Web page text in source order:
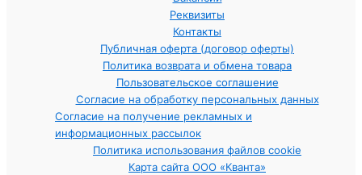
Реквизиты
Контакты
Публичная оферта (договор оферты)
Политика возврата и обмена товара
Пользовательское соглашение
Согласие на обработку персональных данных
Согласие на получение рекламных и
информационных рассылок
Политика использования файлов cookie
Карта сайта ООО «Кванта»